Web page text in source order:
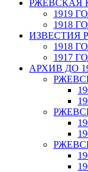
РЖЕВСКАЯ
1919
1918
ИЗВЕСТИЯ
1918
1917
АРХИВ ДО